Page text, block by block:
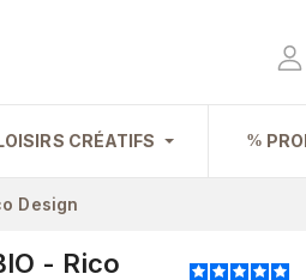
CRÉATIFS
Design
- Rico